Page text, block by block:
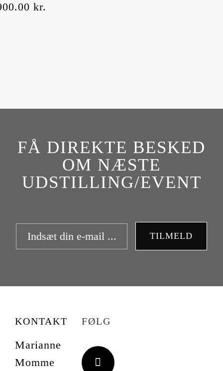
kr.
FÅ DIREKTE BESKED
OM NÆSTE
UDSTILLING/EVENT
TILMELD
KONTAKT
Marianne
Momme
FØLG